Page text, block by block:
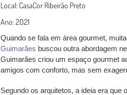
Local: CasaCor Ribeirão Preto
Ano: 2021
Quando se fala em área gourmet,
Guimarães buscou outra abordagem
Guimarães criou um espaço gourmet
amigos com conforto, mas sem
Segundo os arquitetos, a ideia era que